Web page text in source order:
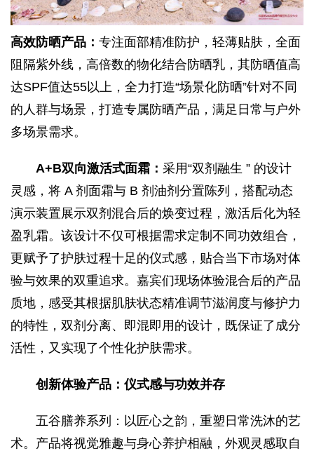
高效防晒产品： 专注面部精准防护，轻薄贴肤，全面
阻隔紫外线，高倍数的物化结合防晒乳，其防晒值高
达SPF值达55以上，全力打造“场景化防晒”针对不同
的人群与场景，打造专属防晒产品，满足日常与户外
多场景需求。
A+B双向激活式面霜： 采用“双剂融生 ” 的设计
灵感，将 A 剂面霜与 B 剂油剂分置陈列，搭配动态
演示装置展示双剂混合后的焕变过程，激活后化为轻
盈乳霜。该设计不仅可根据需求定制不同功效组合，
更赋予了护肤过程十足的仪式感，贴合当下市场对体
验与效果的双重追求。嘉宾们现场体验混合后的产品
质地，感受其根据肌肤状态精准调节滋润度与修护力
的特性，双剂分离、即混即用的设计，既保证了成分
活性，又实现了个性化护肤需求。
创新体验产品：仪式感与功效并存
五谷膳养系列：以匠心之韵，重塑日常洗沐的艺
术。产品将视觉雅趣与身心养护相融，外观灵感取自